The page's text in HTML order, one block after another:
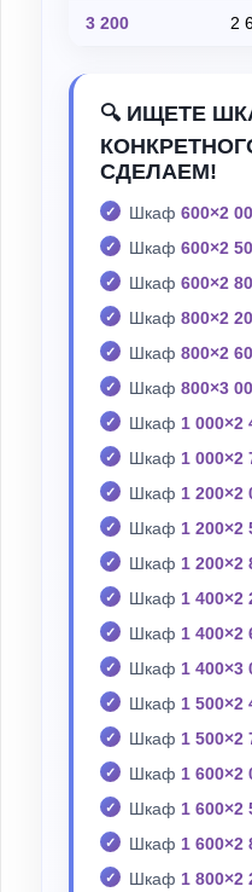
3 200 2
🔍 ИЩЕТЕ
СДЕЛАЕМ!
Шкаф 600×2
Шкаф 600×2
Шкаф 600×2
Шкаф 800×2
Шкаф 800×2
Шкаф 800×3
Шкаф 1 000×2
Шкаф 1 000×2
Шкаф 1 200×2
Шкаф 1 200×2
Шкаф 1 200×2
Шкаф 1 400×2
Шкаф 1 400×2
Шкаф 1 400×3
Шкаф 1 500×2
Шкаф 1 500×2
Шкаф 1 600×2
Шкаф 1 600×2
Шкаф 1 600×2
Шкаф 1 800×2